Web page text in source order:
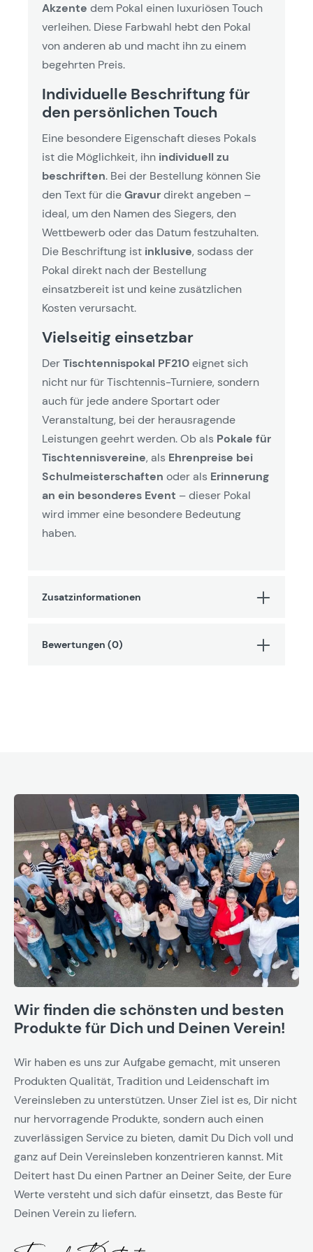
Akzente dem Pokal einen luxuriösen Touch
verleihen. Diese Farbwahl hebt den Pokal
von anderen ab und macht ihn zu einem
begehrten Preis.
Individuelle Beschriftung für
den persönlichen Touch
Eine besondere Eigenschaft dieses Pokals
ist die Möglichkeit, ihn individuell zu
beschriften. Bei der Bestellung können Sie
den Text für dieGravurdirekt angeben –
ideal, um den Namen des Siegers, den
Wettbewerb oder das Datum festzuhalten.
Die Beschriftung ist inklusive, sodass der
Pokal direkt nach der Bestellung
einsatzbereit ist und keine zusätzlichen
Kosten verursacht.
Vielseitig einsetzbar
DerTischtennispokal PF210eignet sich
nicht nur für Tischtennis-Turniere, sondern
auch für jede andere Sportart oder
Veranstaltung, bei der herausragende
Leistungen geehrt werden. Ob als Pokale für
Tischtennisvereine, als Ehrenpreise bei
Schulmeisterschaften oder als Erinnerung
an ein besonderes Event – dieser Pokal
wird immer eine besondere Bedeutung
haben.
Zusatzinformationen
Bewertungen (0)
Wir finden die schönsten und besten
Produkte für Dich und Deinen Verein!
Wir haben es uns zur Aufgabe gemacht, mit unseren
Produkten Qualität, Tradition und Leidenschaft im
Vereinsleben zu unterstützen. Unser Ziel ist es, Dir nicht
nur hervorragende Produkte, sondern auch einen
zuverlässigen Service zu bieten, damit Du Dich voll und
ganz auf Dein Vereinsleben konzentrieren kannst. Mit
Deitert hast Du einen Partner an Deiner Seite, der Eure
Werte versteht und sich dafür einsetzt, das Beste für
Deinen Verein zu liefern.